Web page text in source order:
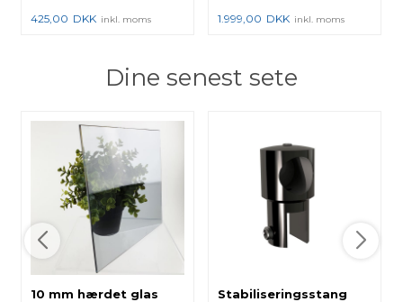
425,00 DKK inkl. moms 1.999,00 DKK inkl. moms
Dine senest sete
10 mm hærdet glas
Stabiliseringsstang